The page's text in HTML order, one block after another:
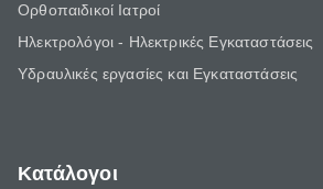
Ορθοπαιδικοί Ιατροί
Ηλεκτρολόγοι - Ηλεκτρικές Εγκαταστάσεις
Υδραυλικές εργασίες και Εγκαταστάσεις
Κατάλογοι